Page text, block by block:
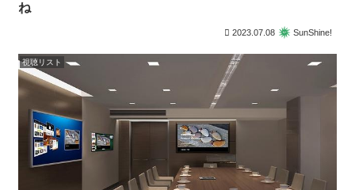
ね
2023.07.08 SunShine!
視聴リスト